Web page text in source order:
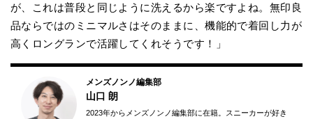
が、これは普段と同じように洗えるから楽ですよね。無印良
品ならではのミニマルさはそのままに、機能的で着回し力が
高くロングランで活躍してくれそうです！」
メンズノンノ編集部
山口 朗
2023年からメンズノンノ編集部に在籍。スニーカーが好き